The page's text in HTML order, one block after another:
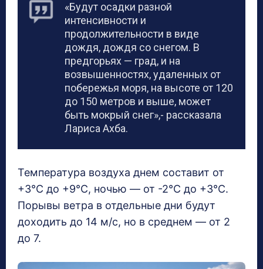
«Будут осадки разной
интенсивности и
продолжительности в виде
дождя, дождя со снегом. В
предгорьях — град, и на
возвышенностях, удаленных от
побережья моря, на высоте от 120
до 150 метров и выше, может
быть мокрый снег»,- рассказала
Лариса Ахба.
Температура воздуха днем составит от
+3°С до +9°С, ночью — от -2°С до +3°С.
Порывы ветра в отдельные дни будут
доходить до 14 м/c, но в среднем — от 2
до 7.